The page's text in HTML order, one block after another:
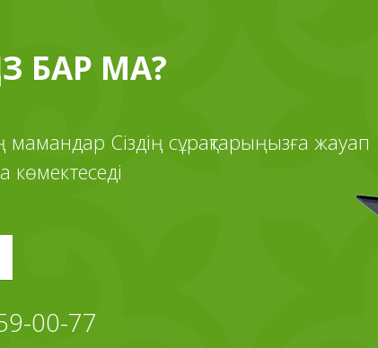
БАР МА?
мамандар Сіздің сұрақтарыңызға жауап
көмектеседі
00-77